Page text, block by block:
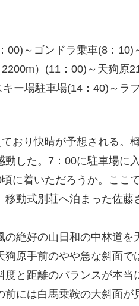
～ゴンドラ乗車(8：10)
）(11：00)～天狗原
ー場駐車場(14：40)～ラ
おり快晴が予想される。
した。7：00に駐車場に
に着いただろうか。ここ
動式別荘へ泊まった佐藤
絶好の山日和の中林道を
原手前のやや急な斜面で
と距離のバランスが本当
には白馬乗鞍の大斜面が